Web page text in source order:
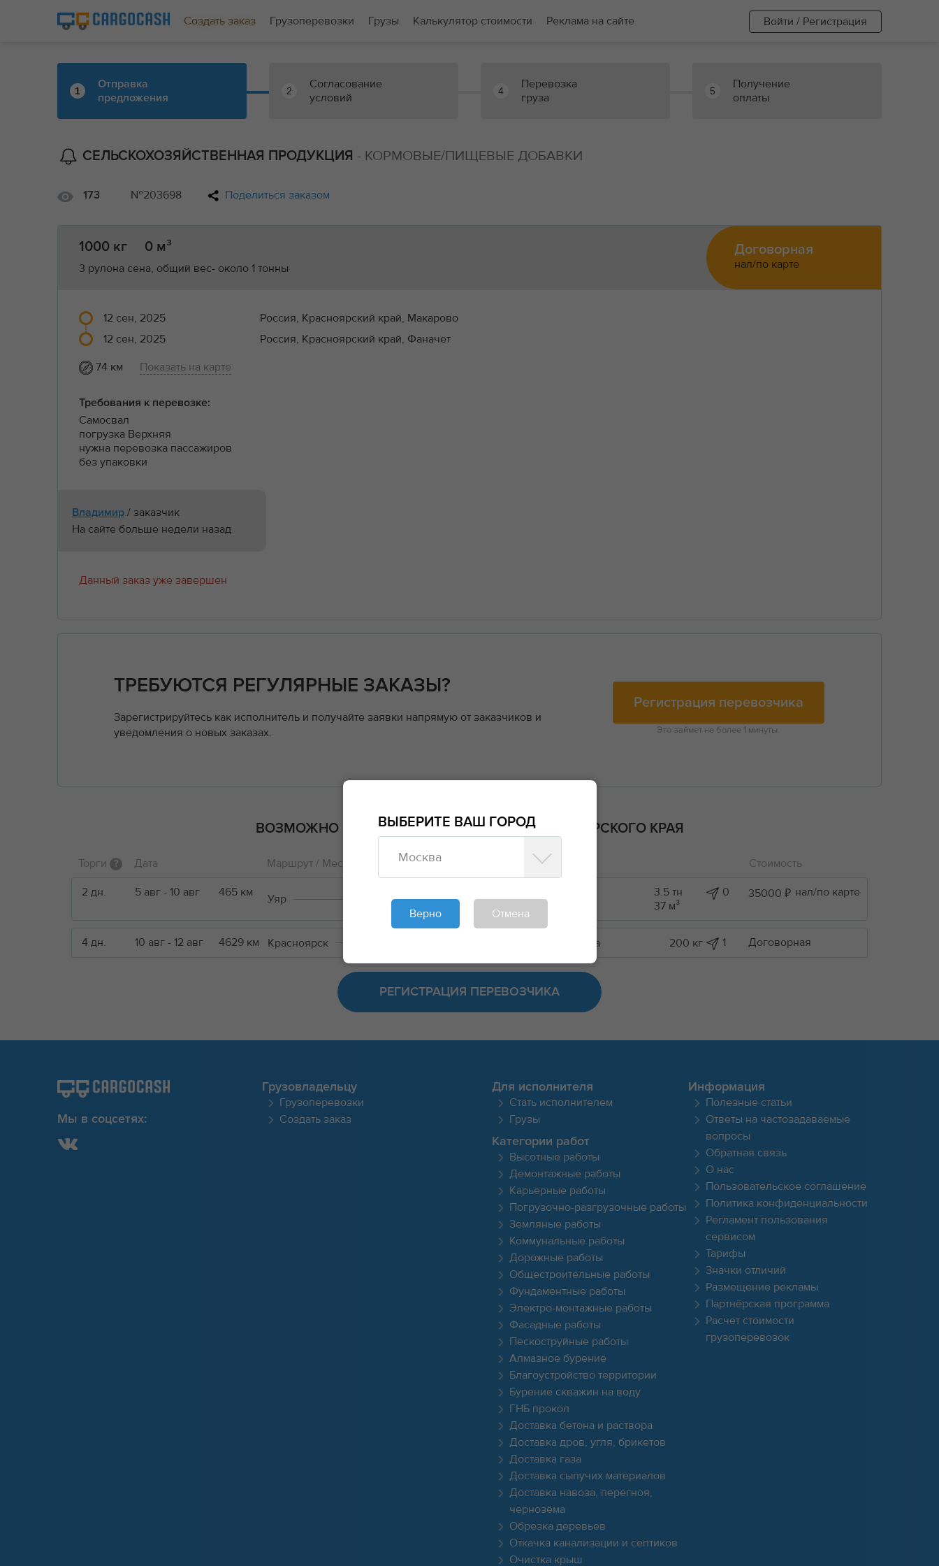
Создать заказ Грузоперевозки Грузы Калькулятор стоимости Реклама на сайте Войти / Регистрация
1
Отправка
предложения
2
Согласование
условий
4
Перевозка
груза
5
Получение
оплаты
СЕЛЬСКОХОЗЯЙСТВЕННАЯ ПРОДУКЦИЯ - КОРМОВЫЕ/ПИЩЕВЫЕ ДОБАВКИ
173 №203698 Поделиться заказом
1000 кг
0 м³
3 рулона сена, общий вес- около 1 тонны
Договорная
нал/по карте
12 сен, 2025
Россия, Красноярский край, Макарово
12 сен, 2025
Россия, Красноярский край, Фаначет
74 км
Показать на карте
Требования к перевозке:
Самосвал
погрузка Верхняя
нужна перевозка пассажиров
без упаковки
Владимир / заказчик
На сайте больше недели назад
Данный заказ уже завершен
ТРЕБУЮТСЯ РЕГУЛЯРНЫЕ ЗАКАЗЫ?
Зарегистрируйтесь как исполнитель и получайте заявки напрямую от заказчиков и
уведомления о новых заказах.
Регистрация перевозчика
Это займет не более 1 минуты.
ВОЗМОЖНО ВАМ ПОДОЙДУТ ГРУЗЫ ИЗ КРАСНОЯРСКОГО КРАЯ
Торги ? Дата Маршрут / Место работ Комментарий Стоимость
2 дн. 5 авг - 10 авг 465 км Уяр Богучаны Транспорт / Анастасия
3.5 тн
37 м³
0 35000 ₽ нал/по карте
4 дн. 10 авг - 12 авг 4629 км Красноярск Мебель/техника / Ольга 200 кг 1 Договорная
РЕГИСТРАЦИЯ ПЕРЕВОЗЧИКА
Мы в соцсетях:
Грузовладельцу
Грузоперевозки
Создать заказ
Для исполнителя
Стать исполнителем
Грузы
Категории работ
Высотные работы
Демонтажные работы
Карьерные работы
Погрузочно-разгрузочные работы
Земляные работы
Коммунальные работы
Дорожные работы
Общестроительные работы
Фундаментные работы
Электро-монтажные работы
Фасадные работы
Пескоструйные работы
Алмазное бурение
Благоустройство территории
Бурение скважин на воду
ГНБ прокол
Доставка бетона и раствора
Доставка дров, угля, брикетов
Доставка газа
Доставка сыпучих материалов
Доставка навоза, перегноя,
чернозёма
Обрезка деревьев
Откачка канализации и септиков
Очистка крыш
Информация
Полезные статьи
Ответы на частозадаваемые
вопросы
Обратная связь
О нас
Пользовательское соглашение
Политика конфиденциальности
Регламент пользования
сервисом
Тарифы
Значки отличий
Размещение рекламы
Партнёрская программа
Расчет стоимости
грузоперевозок
ВЫБЕРИТЕ ВАШ ГОРОД
Москва
Верно Отмена